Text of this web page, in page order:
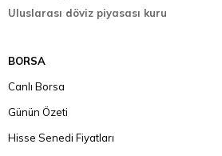
Uluslarası döviz piyasası kuru
BORSA
Canlı Borsa
Günün Özeti
Hisse Senedi Fiyatları